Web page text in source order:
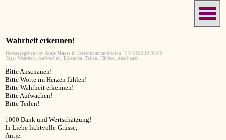
Wahrheit erkennen!
Herausgegeben von Antje Maass in Seelenkommunikation · 9/8/2020 19:50:00
Tags: Wahrheit , Aufwachen , Erkennen , Teilen , Fühlen , Anschauen
Bitte Anschauen!
Bitte Worte im Herzen fühlen!
Bitte Wahrheit erkennen!
Bitte Aufwachen!
Bitte Teilen!
1000 Dank und Wertschätzung!
In Liebe lichtvolle Grüsse,
Antje.